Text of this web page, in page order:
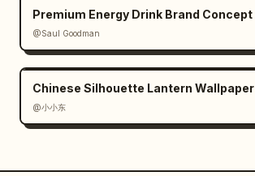
Premium Energy Drink Brand Concept
@Saul Goodman
Chinese Silhouette Lantern Wallpaper
@小小东